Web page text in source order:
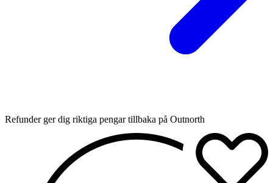
Refunder ger dig riktiga pengar tillbaka på Outnorth